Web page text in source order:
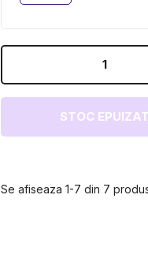
1
STOC EPUIZAT
Se afiseaza 1-7 din 7